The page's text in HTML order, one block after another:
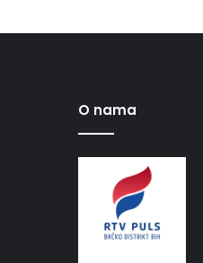
O nama